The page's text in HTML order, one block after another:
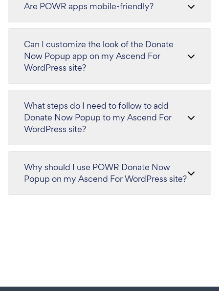
Are POWR apps mobile-friendly?
Can I customize the look of the Donate
Now Popup app on my Ascend For
WordPress site?
What steps do I need to follow to add
Donate Now Popup to my Ascend For
WordPress site?
Why should I use POWR Donate Now
Popup on my Ascend For WordPress site?